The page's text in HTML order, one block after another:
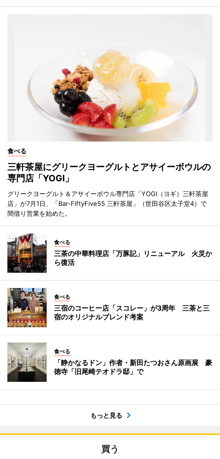
食べる
三軒茶屋にグリークヨーグルトとアサイーボウルの
専門店「YOGI」
グリークヨーグルト＆アサイーボウル専門店「YOGI（ヨギ）三軒茶屋
店」が7月1日、「Bar-FiftyFive55 三軒茶屋」（世田谷区太子堂4）で
間借り営業を始めた。
食べる
三茶の中華料理店「万豚記」リニューアル 火災か
ら復活
食べる
三宿のコーヒー店「スコレー」が3周年 三茶と三
宿のオリジナルブレンド考案
食べる
「静かなるドン」作者・新田たつおさん原画展 豪
徳寺「旧尾崎テオドラ邸」で
もっと見る
買う